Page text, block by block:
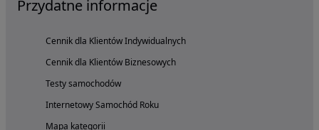
Przydatne informacje
Cennik dla Klientów Indywidualnych
Cennik dla Klientów Biznesowych
Testy samochodów
Internetowy Samochód Roku
Mapa kategorii